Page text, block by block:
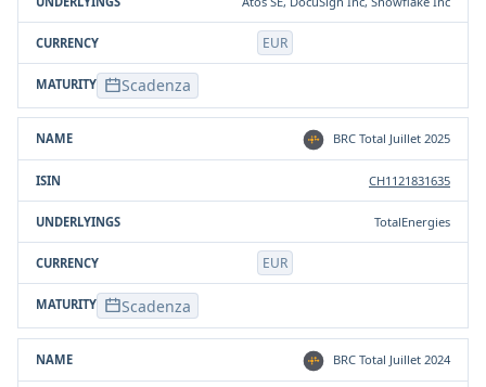
EUR
Scadenza
BRC Total Juillet 2025
CH1121831635
TotalEnergies
EUR
Scadenza
BRC Total Juillet 2024